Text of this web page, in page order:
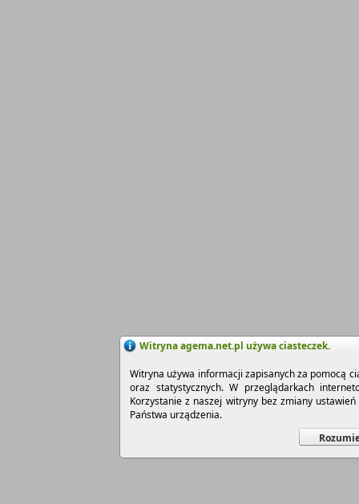
Witryna agema.net.pl używa ciasteczek.
Witryna używa informacji zapisanych za pomocą
oraz statystycznych. W przeglądarkach
Korzystanie z naszej witryny bez zmiany
Państwa urządzenia.